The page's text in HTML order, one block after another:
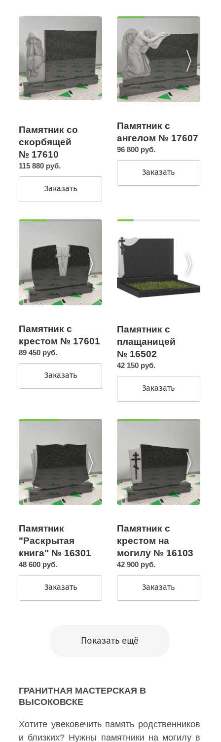
Памятник со
скорбящей
№ 17610
115 880 руб.
Заказать
Памятник с
ангелом № 17607
96 800 руб.
Заказать
Памятник с
крестом № 17601
89 450 руб.
Заказать
Памятник с
плащаницей
№ 16502
42 150 руб.
Заказать
Памятник
"Раскрытая
книга" № 16301
48 600 руб.
Заказать
Памятник с
крестом на
могилу № 16103
42 900 руб.
Заказать
Показать ещё
ГРАНИТНАЯ МАСТЕРСКАЯ В
ВЫСОКОВСКЕ
Хотите увековечить память родственников
и близких? Нужны памятники на могилу в